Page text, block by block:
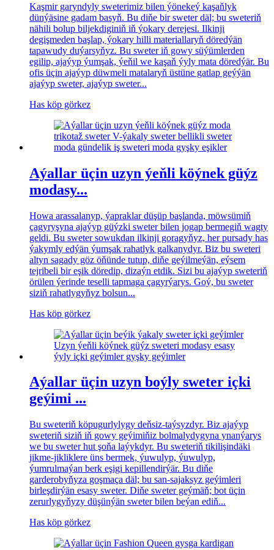
Kaşmir garyndyly sweterimiz bilen ýönekeý kaşaňlyk
dünýäsine gadam basyň. Bu diňe bir sweter däl; bu sweteriň
nähili bolup biljekdiginiň iň ýokary derejesi. Ilkinji
degişmeden başlap, ýokary hilli materiallaryň döredýän
tapawudy duýarsyňyz. Bu sweter iň gowy süýümlerden
egilip, ajaýyp ýumşak, ýeňil we kaşaň ýyly mata döredýär. Bu
ofis üçin ajaýyp düwmeli matalaryň üstüne gatlap geýýän
ajaýyp sweter, ajaýyp sweter...
Has köp görkez
Aýallar üçin uzyn ýeňli köýnek güýz
modasy...
Howa arassalanyp, ýapraklar düşüp başlanda, möwsümiň
çagyryşyna ajaýyp güýzki sweter bilen jogap bermegiň wagty
geldi. Bu sweter sowukdan ilkinji goragyňyz, her pursady has
ýakymly edýän ýumşak rahatlyk galkanydyr. Biz bu sweteri
altyn sagady göz öňünde tutup, diňe geýilmeýän, eýsem
tejribeli bir eşik döredip, dizaýn etdik. Sizi bu ajaýyp sweteriň
örülen ýerinde teselli tapmaga çagyrýarys. Goý, bu sweter
siziň rahatlygyňyz bolsun...
Has köp görkez
Aýallar üçin uzyn boýly sweter içki
geýimi ...
Bu sweteriň köpugurlylygy deňsiz-taýsyzdyr. Biz ajaýyp
sweteriň siziň iň gowy geýimiňiz bolmalydygyna ynanýarys
we bu sweter hut şoňa laýykdyr. Bu sweteriň tikilişindäki
jikme-jikliklere üns bermek, ýuwulyp, ýuwulyp,
ýumrulmaýan berk eşigi kepillendirýär. Bu diňe
garderobyňyza goşmaça däl; bu san-sajaksyz geýimleri
birleşdirýän esasy sweter. Diňe sweter geýmäň; bot üçin
zerurlygyňyzy düşünýän sweter bilen beýan ediň...
Has köp görkez